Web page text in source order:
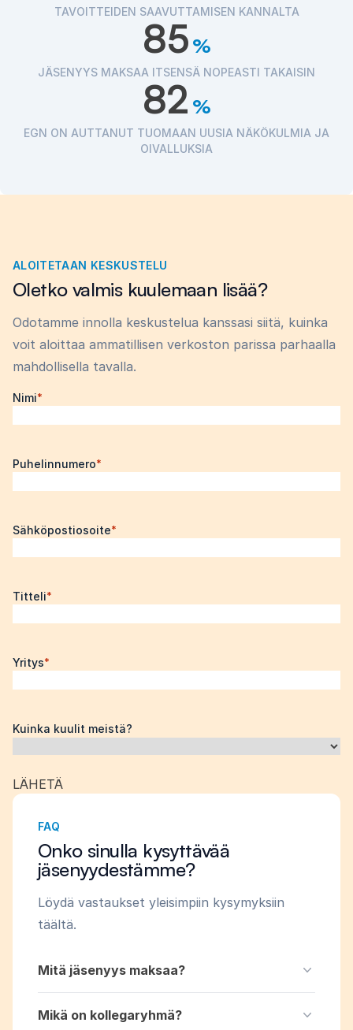
TAVOITTEIDEN SAAVUTTAMISEN KANNALTA
85 %
JÄSENYYS MAKSAA ITSENSÄ NOPEASTI TAKAISIN
82 %
EGN ON AUTTANUT TUOMAAN UUSIA NÄKÖKULMIA JA
OIVALLUKSIA
ALOITETAAN KESKUSTELU
Oletko valmis kuulemaan lisää?
Odotamme innolla keskustelua kanssasi siitä, kuinka
voit aloittaa ammatillisen verkoston parissa parhaalla
mahdollisella tavalla.
Nimi*
Puhelinnumero*
Sähköpostiosoite*
Titteli*
Yritys*
Kuinka kuulit meistä?
FAQ
Onko sinulla kysyttävää
jäsenyydestämme?
Löydä vastaukset yleisimpiin kysymyksiin
täältä.
Mitä jäsenyys maksaa?
Mikä on kollegaryhmä?